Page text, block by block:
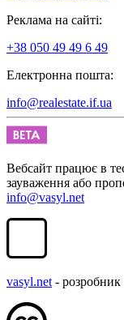
Реклама на сайті:
+38 050 49 49 6 49
Електронна пошта:
info@realestate.if.ua
Вебсайт працює в
зауваження або
info@vasyl.net
vasyl.net - розробник